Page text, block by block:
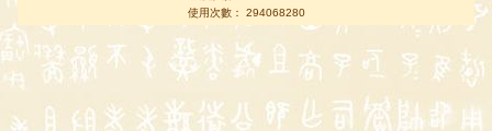
使用次數： 294068280